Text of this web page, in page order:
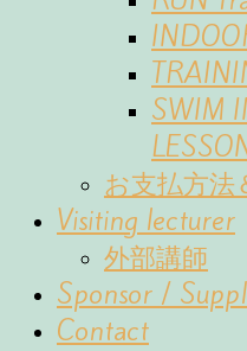
SWIM
お支払方
Visiting lecturer
外部講師
Sponsor /
Contact